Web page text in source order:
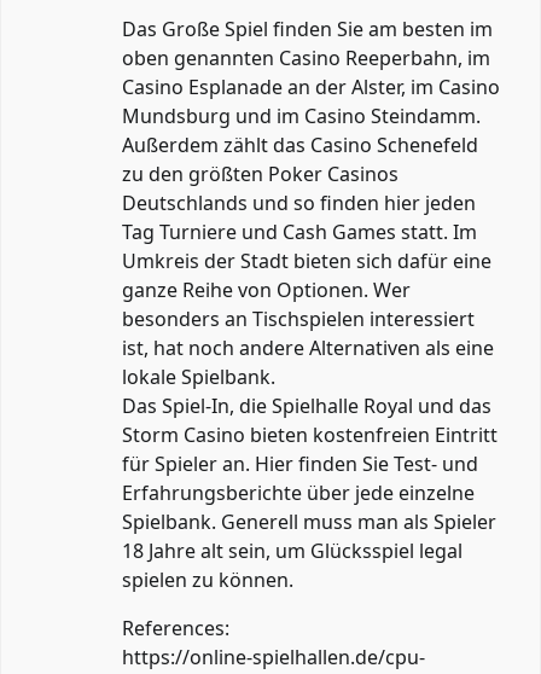
Das Große Spiel finden Sie am besten im
oben genannten Casino Reeperbahn, im
Casino Esplanade an der Alster, im Casino
Mundsburg und im Casino Steindamm.
Außerdem zählt das Casino Schenefeld
zu den größten Poker Casinos
Deutschlands und so finden hier jeden
Tag Turniere und Cash Games statt. Im
Umkreis der Stadt bieten sich dafür eine
ganze Reihe von Optionen. Wer
besonders an Tischspielen interessiert
ist, hat noch andere Alternativen als eine
lokale Spielbank.
Das Spiel-In, die Spielhalle Royal und das
Storm Casino bieten kostenfreien Eintritt
für Spieler an. Hier finden Sie Test- und
Erfahrungsberichte über jede einzelne
Spielbank. Generell muss man als Spieler
18 Jahre alt sein, um Glücksspiel legal
spielen zu können.
References:
https://online-spielhallen.de/cpu-